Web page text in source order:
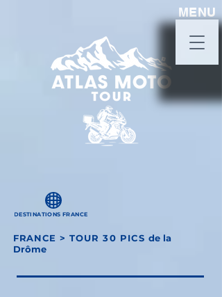
MENU
DESTINATIONS FRANCE
FRANCE > TOUR 30 PICSde la
Drôme